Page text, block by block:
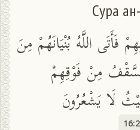
Сура
اللَّهُ بُنْيَانَهُمْ مِنَ
مِنْ فَوْقِهِمْ
لَا يَشْعُرُونَ